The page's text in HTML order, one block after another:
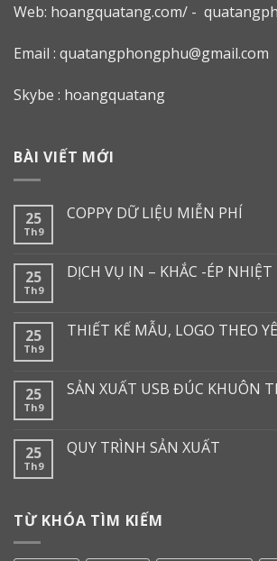
Web: hoangquatang.com/ -
Email : quatangphongphu@gmail.com
Skybe : hoangquatang
BÀI VIẾT MỚI
25
Th9
COPPY DỮ LIỆU MIỄN PHÍ
25
Th9
DỊCH VỤ IN – KHẮC -ÉP NHIỆT
25
Th9
THIẾT KẾ MẪU, LOGO THEO
25
Th9
SẢN XUẤT USB ĐÚC KHUÔN
25
Th9
QUY TRÌNH SẢN XUẤT
TỪ KHÓA TÌM KIẾM